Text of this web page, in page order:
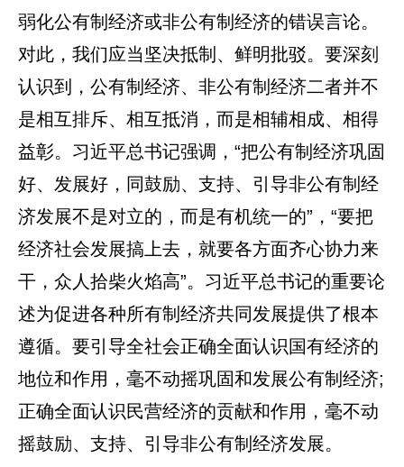
弱化公有制经济或非公有制经济的错误言论。
对此，我们应当坚决抵制、鲜明批驳。要深刻
认识到，公有制经济、非公有制经济二者并不
是相互排斥、相互抵消，而是相辅相成、相得
益彰。习近平总书记强调，“把公有制经济巩固
好、发展好，同鼓励、支持、引导非公有制经
济发展不是对立的，而是有机统一的”，“要把
经济社会发展搞上去，就要各方面齐心协力来
干，众人拾柴火焰高”。习近平总书记的重要论
述为促进各种所有制经济共同发展提供了根本
遵循。要引导全社会正确全面认识国有经济的
地位和作用，毫不动摇巩固和发展公有制经济;
正确全面认识民营经济的贡献和作用，毫不动
摇鼓励、支持、引导非公有制经济发展。